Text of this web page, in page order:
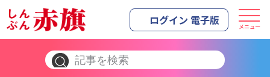
ログイン 電子版 メニュー